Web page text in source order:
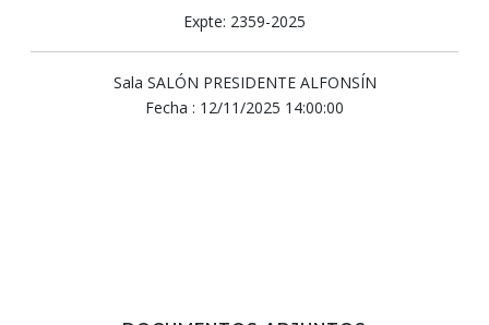
Expte: 2359-2025
Sala SALÓN PRESIDENTE ALFONSÍN
Fecha : 12/11/2025 14:00:00